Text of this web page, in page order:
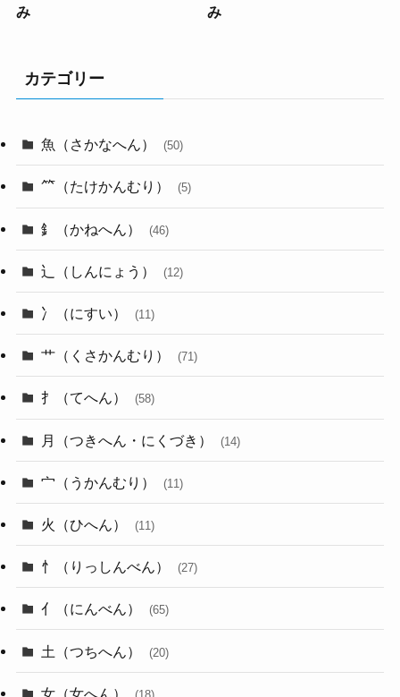
み
み
カテゴリー
魚（さかなへん） (50)
⺮（たけかんむり） (5)
釒（かねへん） (46)
辶（しんにょう） (12)
冫（にすい） (11)
艹（くさかんむり） (71)
扌（てへん） (58)
月（つきへん・にくづき） (14)
宀（うかんむり） (11)
火（ひへん） (11)
忄（りっしんべん） (27)
亻（にんべん） (65)
土（つちへん） (20)
女（女へん）